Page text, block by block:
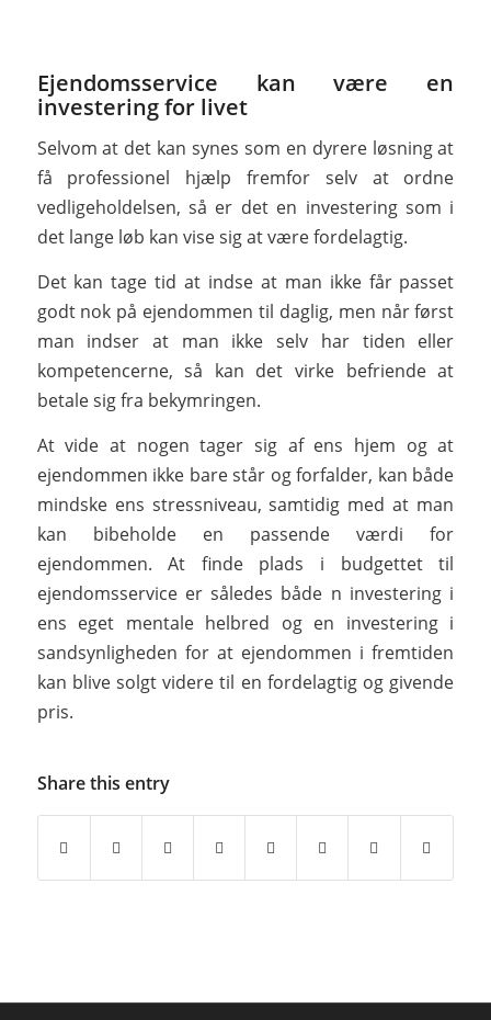
Ejendomsservice kan være en
investering for livet
Selvom at det kan synes som en dyrere løsning at
få professionel hjælp fremfor selv at ordne
vedligeholdelsen, så er det en investering som i
det lange løb kan vise sig at være fordelagtig.
Det kan tage tid at indse at man ikke får passet
godt nok på ejendommen til daglig, men når først
man indser at man ikke selv har tiden eller
kompetencerne, så kan det virke befriende at
betale sig fra bekymringen.
At vide at nogen tager sig af ens hjem og at
ejendommen ikke bare står og forfalder, kan både
mindske ens stressniveau, samtidig med at man
kan bibeholde en passende værdi for
ejendommen. At finde plads i budgettet til
ejendomsservice er således både n investering i
ens eget mentale helbred og en investering i
sandsynligheden for at ejendommen i fremtiden
kan blive solgt videre til en fordelagtig og givende
pris.
Share this entry